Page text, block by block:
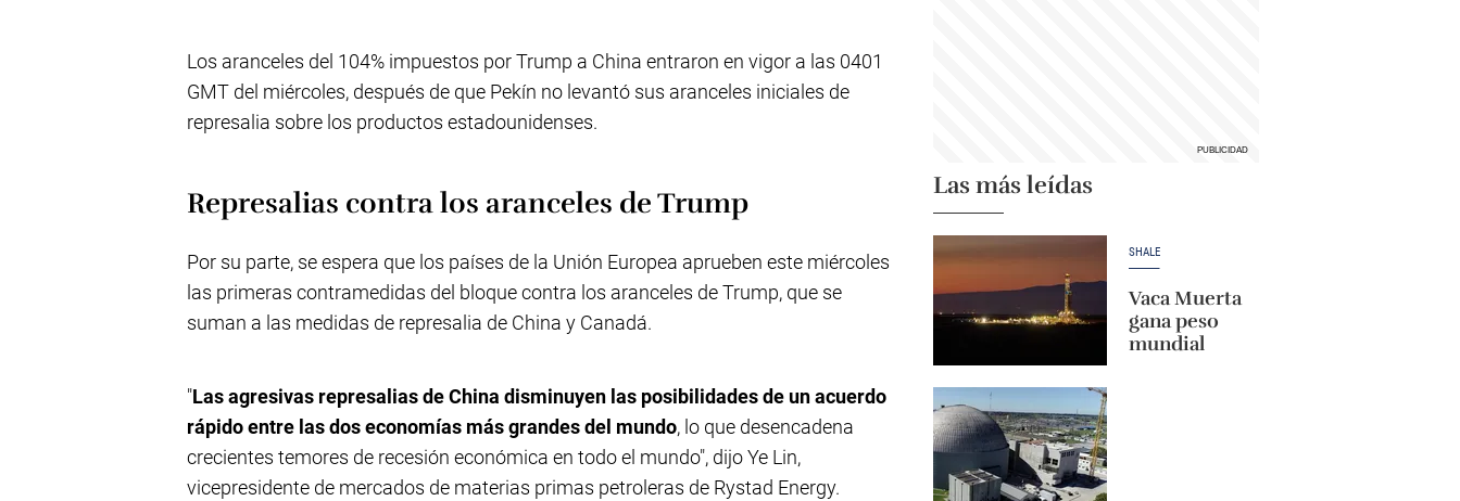
Los aranceles del 104% impuestos por Trump a China entraron en vigor a las 0401
GMT del miércoles, después de que Pekín no levantó sus aranceles iniciales de
represalia sobre los productos estadounidenses.
Represalias contra los aranceles de Trump
Por su parte, se espera que los países de la Unión Europea aprueben este miércoles
las primeras contramedidas del bloque contra los aranceles de Trump, que se
suman a las medidas de represalia de China y Canadá.
"Las agresivas represalias de China disminuyen las posibilidades de un acuerdo
rápido entre las dos economías más grandes del mundo, lo que desencadena
crecientes temores de recesión económica en todo el mundo", dijo Ye Lin,
vicepresidente de mercados de materias primas petroleras de Rystad Energy.
Las más leídas
SHALE
Vaca Muerta
gana peso
mundial